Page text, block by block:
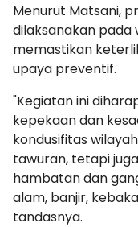
Menurut Matsani,
dilaksanakan pada
memastikan
upaya preventif.
"Kegiatan ini
kepekaan dan
kondusifitas
tawuran, tetapi
hambatan dan
alam, banjir,
tandasnya.